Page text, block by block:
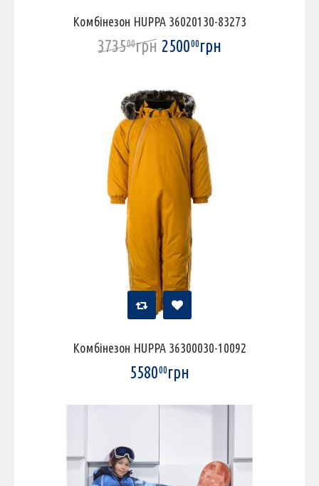
Комбінезон HUPPA 36020130-83273
373500грн 250000грн
Комбінезон HUPPA 36300030-10092
558000грн